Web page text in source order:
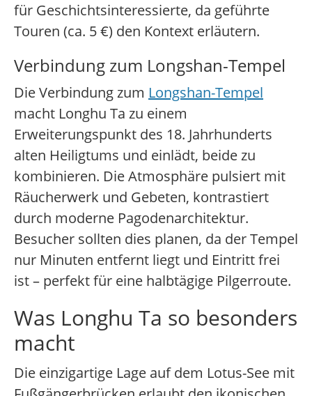
für Geschichtsinteressierte, da geführte
Touren (ca. 5 €) den Kontext erläutern.
Verbindung zum Longshan-Tempel
Die Verbindung zum Longshan-Tempel
macht Longhu Ta zu einem
Erweiterungspunkt des 18. Jahrhunderts
alten Heiligtums und einlädt, beide zu
kombinieren. Die Atmosphäre pulsiert mit
Räucherwerk und Gebeten, kontrastiert
durch moderne Pagodenarchitektur.
Besucher sollten dies planen, da der Tempel
nur Minuten entfernt liegt und Eintritt frei
ist – perfekt für eine halbtägige Pilgerroute.
Was Longhu Ta so besonders
macht
Die einzigartige Lage auf dem Lotus-See mit